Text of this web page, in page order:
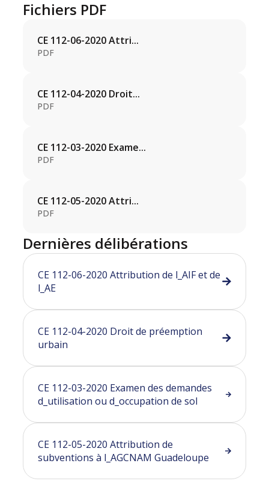
Fichiers PDF
CE 112-06-2020 Attri...
PDF
CE 112-04-2020 Droit...
PDF
CE 112-03-2020 Exame...
PDF
CE 112-05-2020 Attri...
PDF
Dernières délibérations
CE 112-06-2020 Attribution de l_AIF et de
l_AE
CE 112-04-2020 Droit de préemption
urbain
CE 112-03-2020 Examen des demandes
d_utilisation ou d_occupation de sol
CE 112-05-2020 Attribution de
subventions à l_AGCNAM Guadeloupe